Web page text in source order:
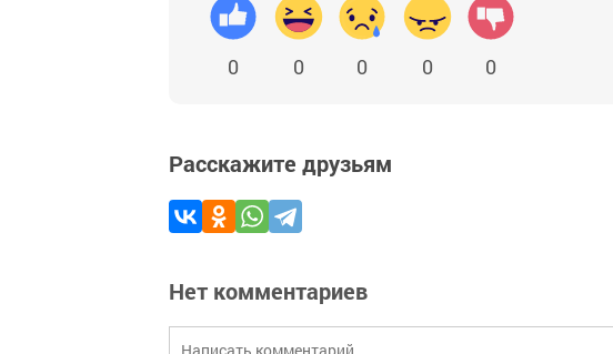
0 0 0 0 0
Расскажите друзьям
Нет комментариев